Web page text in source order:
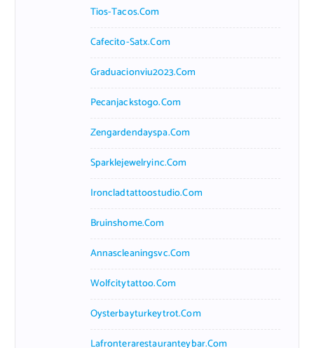
Tios-Tacos.com
Cafecito-Satx.com
Graduacionviu2023.com
Pecanjackstogo.com
Zengardendayspa.com
Sparklejewelryinc.com
Ironcladtattoostudio.com
Bruinshome.com
Annascleaningsvc.com
Wolfcitytattoo.com
Oysterbayturkeytrot.com
Lafronterarestauranteybar.com